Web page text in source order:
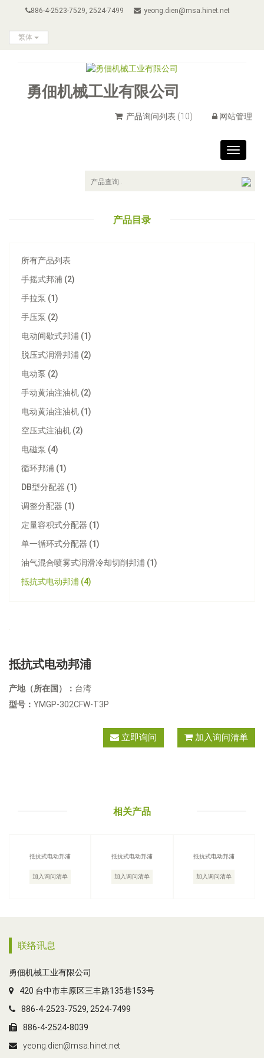
886-4-2523-7529, 2524-7499 yeong.dien@msa.hinet.net
繁体
勇佃机械工业有限公司
产品询问列表 (10) 网站管理
Toggle
产品目录
所有产品列表
手摇式邦浦 (2)
手拉泵 (1)
手压泵 (2)
电动间歇式邦浦 (1)
脱压式润滑邦浦 (2)
电动泵 (2)
手动黄油注油机 (2)
电动黄油注油机 (1)
空压式注油机 (2)
电磁泵 (4)
循环邦浦 (1)
DB型分配器 (1)
调整分配器 (1)
定量容积式分配器 (1)
单一循环式分配器 (1)
油气混合喷雾式润滑冷却切削邦浦 (1)
抵抗式电动邦浦 (4)
抵抗式电动邦浦
产地（所在国）： 台湾
型号： YMGP-302CFW-T3P
立即询问 加入询问清单
相关产品
抵抗式电动邦浦
加入询问清单
抵抗式电动邦浦
加入询问清单
抵抗式电动邦浦
加入询问清单
联络讯息
勇佃机械工业有限公司
420 台中市丰原区三丰路135巷153号
886-4-2523-7529, 2524-7499
886-4-2524-8039
yeong.dien@msa.hinet.net